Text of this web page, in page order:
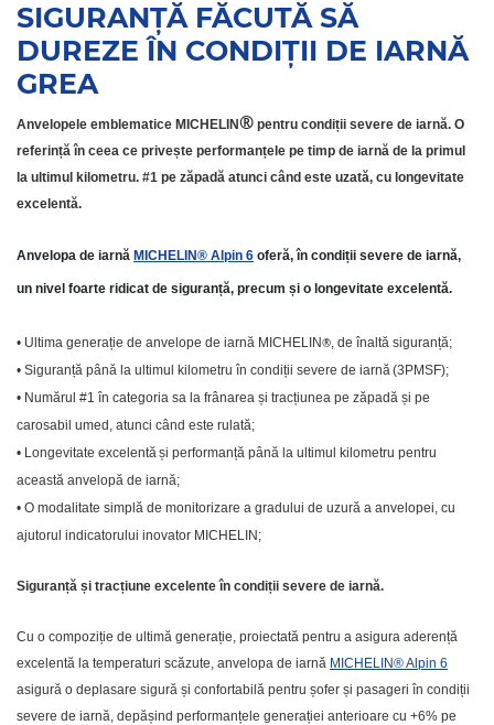
SIGURANȚĂ FĂCUTĂ SĂ
DUREZE ÎN CONDIȚII DE IARNĂ
GREA
Anvelopele emblematice MICHELIN® pentru condiții severe de iarnă. O
referință în ceea ce privește performanțele pe timp de iarnă de la primul
la ultimul kilometru. #1 pe zăpadă atunci când este uzată, cu longevitate
excelentă.
Anvelopa de iarnă MICHELIN® Alpin 6 oferă, în condiții severe de iarnă,
un nivel foarte ridicat de siguranță, precum și o longevitate excelentă.
• Ultima generație de anvelope de iarnă MICHELIN® , de înaltă siguranță;
• Siguranță până la ultimul kilometru în condiții severe de iarnă (3PMSF);
• Numărul #1 în categoria sa la frânarea și tracțiunea pe zăpadă și pe
carosabil umed, atunci când este rulată;
• Longevitate excelentă și performanță până la ultimul kilometru pentru
această anvelopă de iarnă;
• O modalitate simplă de monitorizare a gradului de uzură a anvelopei, cu
ajutorul indicatorului inovator MICHELIN;
Siguranță și tracțiune excelente în condiții severe de iarnă.
Cu o compoziție de ultimă generație, proiectată pentru a asigura aderență
excelentă la temperaturi scăzute, anvelopa de iarnă MICHELIN® Alpin 6
asigură o deplasare sigură și confortabilă pentru șofer și pasageri în condiții
severe de iarnă, depășind performanțele generației anterioare cu +6% pe